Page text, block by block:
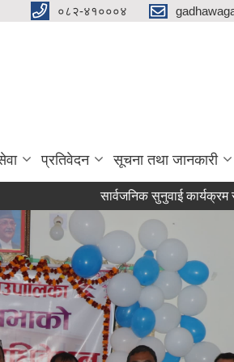
०८२-४१०००४
प्रतिवेदन सूचना तथा जानकारी
सार्वजनिक सुनुवाई कार्यक्रम संचालन